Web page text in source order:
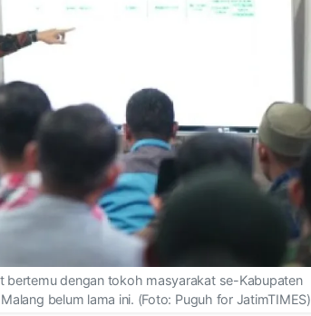
bertemu dengan tokoh masyarakat se-Kabupaten
belum lama ini. (Foto: Puguh for JatimTIMES)